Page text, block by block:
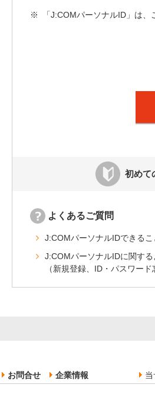
※ 「J:COMパーソナルID」は
初めて
よくあるご質問
J:COMパーソナルIDできるこ
J:COMパーソナルIDに関す
（新規登録、ID・パスワード
お問合せ 企業情報